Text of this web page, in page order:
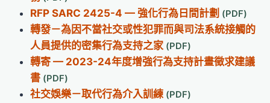
RFP SARC 2425-4 — 強化行為日間計劃
轉發－為因不當社交或性犯罪而與司法系統接觸的
人員提供的密集行為支持之家
轉寄 — 2023-24年度增強行為支持計畫徵求建議
書
社交娛樂－取代行為介入訓練